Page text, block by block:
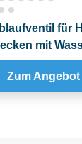
für
mit
Zum Angebot